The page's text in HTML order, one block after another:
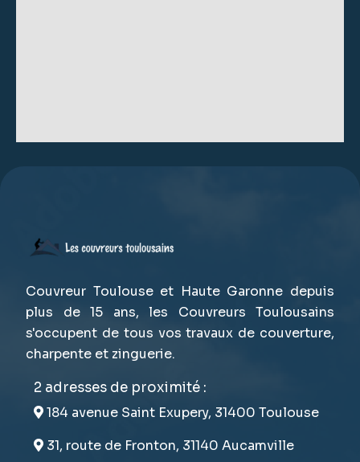
Couvreur Toulouse et Haute Garonne depuis
plus de 15 ans, les Couvreurs Toulousains
s'occupent de tous vos travaux de couverture,
charpente et zinguerie.
2 adresses de proximité :
184 avenue Saint Exupery, 31400 Toulouse
31, route de Fronton, 31140 Aucamville